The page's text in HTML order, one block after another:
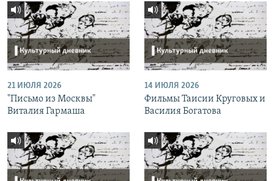
21 ИЮЛЯ 2026
"Письмо из Москвы"
Виталия Гармаша
14 ИЮЛЯ 2026
Фильмы Таисии Круговых и
Василия Богатова